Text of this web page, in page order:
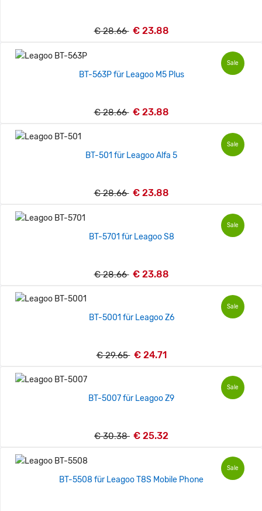
€ 28.66 € 23.88
Sale
BT-563P für Leagoo M5 Plus
€ 28.66 € 23.88
Sale
BT-501 für Leagoo Alfa 5
€ 28.66 € 23.88
Sale
BT-5701 für Leagoo S8
€ 28.66 € 23.88
Sale
BT-5001 für Leagoo Z6
€ 29.65 € 24.71
Sale
BT-5007 für Leagoo Z9
€ 30.38 € 25.32
Sale
BT-5508 für Leagoo T8S Mobile Phone